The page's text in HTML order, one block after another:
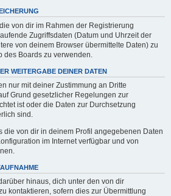
von dir im Rahmen der Registrierung
Zugriffsdaten (Datum und Uhrzeit der
von deinem Browser übermittelte Daten) zu
Boards zu verwenden.
WEITERGABE DEINER DATEN
nur mit deiner Zustimmung an Dritte
Grund gesetzlicher Regelungen zur
ist oder die Daten zur Durchsetzung
sind.
die von dir in deinem Profil angegebenen Daten
im Internet verfügbar und von
hinaus, dich unter den von dir
kontaktieren, sofern dies zur Übermittlung